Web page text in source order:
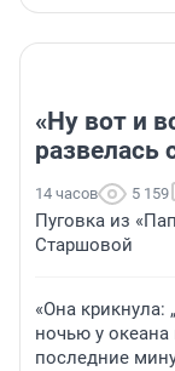
«Ну вот и
14 часов 5 159
Пуговка из
Старшовой
«Она крикнула:
ночью у
последние